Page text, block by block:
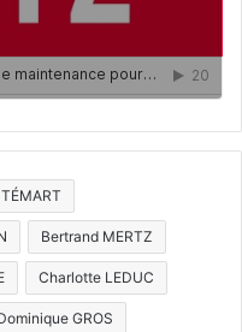
Bertrand MERTZ
Charlotte LEDUC
GROS